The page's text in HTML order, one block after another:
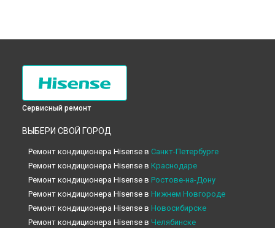
Сервисный ремонт
ВЫБЕРИ СВОЙ ГОРОД
Ремонт кондиционера Hisense в Санкт-Петербурге
Ремонт кондиционера Hisense в Краснодаре
Ремонт кондиционера Hisense в Ростове-на-Дону
Ремонт кондиционера Hisense в Нижнем Новгороде
Ремонт кондиционера Hisense в Новосибирске
Ремонт кондиционера Hisense в Челябинске